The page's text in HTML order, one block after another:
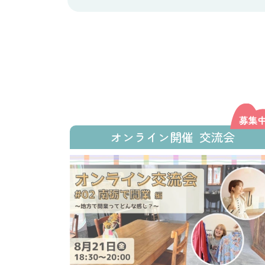
オンライン開催 交流会